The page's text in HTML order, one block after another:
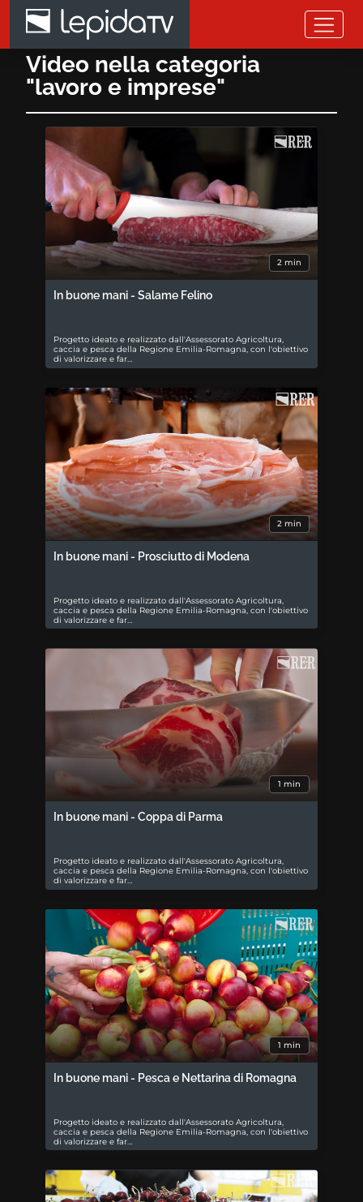
Salta al contenuto principale
Video nella categoria
"lavoro e imprese"
2 min
In buone mani - Salame Felino
Progetto ideato e realizzato dall'Assessorato Agricoltura,
caccia e pesca della Regione Emilia-Romagna, con l'obiettivo
di valorizzare e far…
2 min
In buone mani - Prosciutto di Modena
Progetto ideato e realizzato dall'Assessorato Agricoltura,
caccia e pesca della Regione Emilia-Romagna, con l'obiettivo
di valorizzare e far…
1 min
In buone mani - Coppa di Parma
Progetto ideato e realizzato dall'Assessorato Agricoltura,
caccia e pesca della Regione Emilia-Romagna, con l'obiettivo
di valorizzare e far…
1 min
In buone mani - Pesca e Nettarina di Romagna
Progetto ideato e realizzato dall'Assessorato Agricoltura,
caccia e pesca della Regione Emilia-Romagna, con l'obiettivo
di valorizzare e far…